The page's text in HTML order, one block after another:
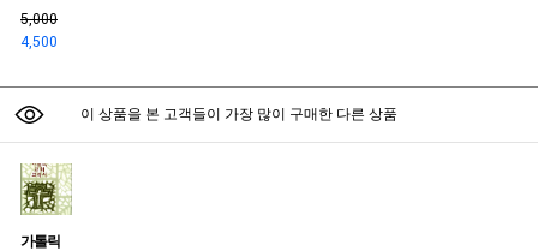
5,000
4,500
이 상품을 본 고객들이 가장 많이 구매한 다른 상품
가톨릭